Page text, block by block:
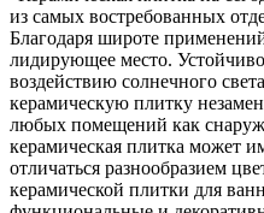
из самых востребованных
Благодаря широте
лидирующее место.
воздействию солнечного
керамическую плитку
любых помещений как
керамическая плитка может
отличаться разнообразием
керамической плитки для